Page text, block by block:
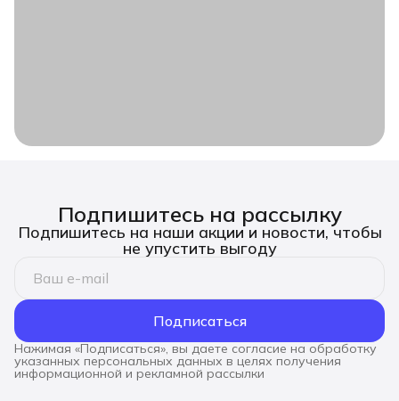
Подпишитесь на рассылку
Подпишитесь на наши акции и новости, чтобы
не упустить выгоду
Подписаться
Нажимая «Подписаться», вы даете согласие на обработку
указанных персональных данных в целях получения
информационной и рекламной рассылки